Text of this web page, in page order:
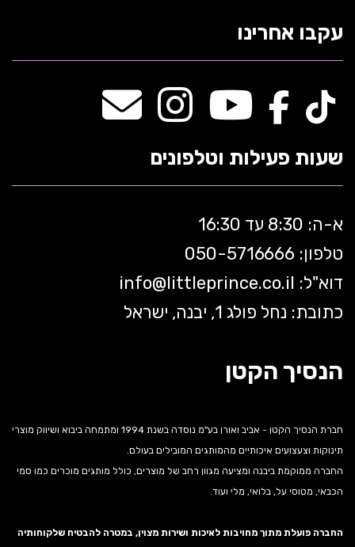
עקבו אחרינו
שעות פעילות וטלפונים
א-ה: 8:30 עד 16:30
טלפון: 050-5 716666
דוא"ל:
info@littleprince.co.il
כתובת: נחל פולג 1, יבנה, ישראל
הנסיך הקטן
חברת הנסיך הקטן - אביב ואורן בע"מ נוסדה בשנת 1994 ומתמחה ביבוא ושיווק מוצרי
תינוקות וצעצועים איכותיים מהמותגים המובילים בעולם.
החברה ממוקמת ביבנה ומציעה מגוון רחב של מוצרים, כולל מותגים מוכרים כמו סמי
הכבאי, מטוסי על, בלואי, מלי ועוד.
החברה פועלת מתוך מחויבות לאיכות ושירות מצוין, במטרה להבטיח שלקוחותיה